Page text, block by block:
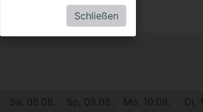
Sa, 08.08. So, 09.08. Mo, 10.08. Di,
Schließen